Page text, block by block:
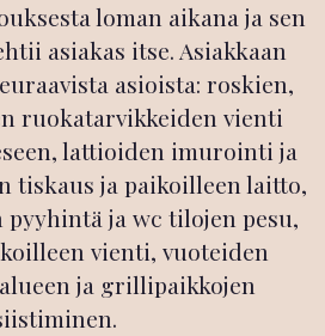
loman aikana ja sen
asiakas itse. Asiakkaan
asioista: roskien,
ruokatarvikkeiden vienti
lattioiden imurointi ja
tiskaus ja paikoilleen laitto,
pyyhintä ja wc tilojen pesu,
vienti, vuoteiden
ja grillipaikkojen